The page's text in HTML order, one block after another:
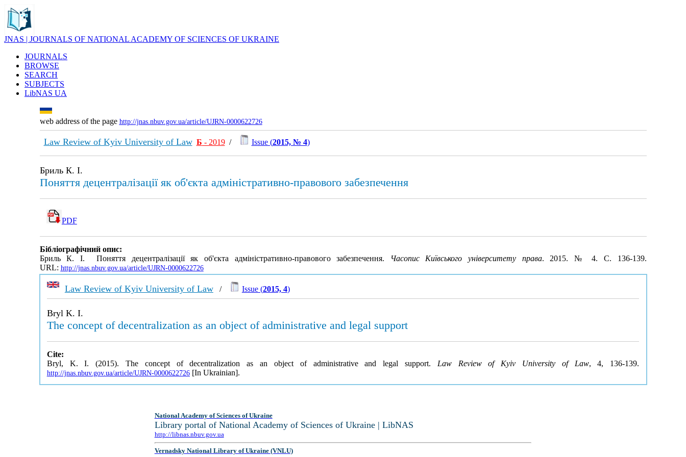
JNAS | JOURNALS OF NATIONAL ACADEMY OF SCIENCES OF UKRAINE
JOURNALS
BROWSE
SEARCH
SUBJECTS
LibNAS UA
web address of the page http://jnas.nbuv.gov.ua/article/UJRN-0000622726
Law Review of Kyiv University of Law Б - 2019/ Issue (2015, № 4)
Бриль К. І.
Поняття децентралізації як об'єкта адміністративно-правового забезпечення
PDF
Бібліографічний опис:
Бриль К. І. Поняття децентралізації як об'єкта адміністративно-правового забезпечення. Часопис Київського університету права. 2015. № 4. С. 136-139.
URL: http://jnas.nbuv.gov.ua/article/UJRN-0000622726
Law Review of Kyiv University of Law/ Issue (2015, 4)
Bryl K. I.
The concept of decentralization as an object of administrative and legal support
Cite:
Bryl, K. I. (2015). The concept of decentralization as an object of administrative and legal support. Law Review of Kyiv University of Law, 4, 136-139.
http://jnas.nbuv.gov.ua/article/UJRN-0000622726[In Ukrainian].
National Academy of Sciences of Ukraine
Library portal of National Academy of Sciences of Ukraine | LibNAS
http://libnas.nbuv.gov.ua
Vernadsky National Library of Ukraine (VNLU)